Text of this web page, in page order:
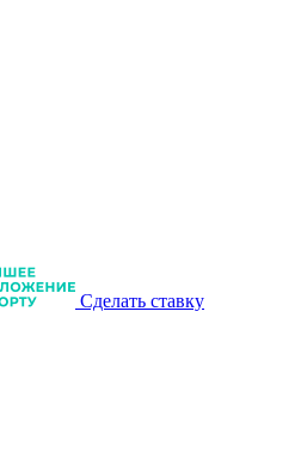
Сделать ставку